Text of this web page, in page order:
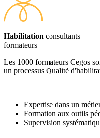
Habilitation consultants
formateurs
Les 1000 formateurs Cegos
un processus Qualité
Expertise dans un
Formation aux outils
Supervision